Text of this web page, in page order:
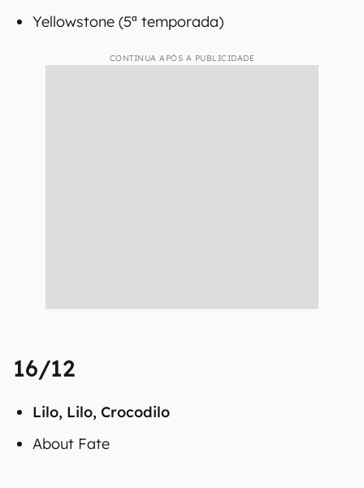
Yellowstone (5ª temporada)
CONTINUA APÓS A PUBLICIDADE
16/12
Lilo, Lilo, Crocodilo
About Fate